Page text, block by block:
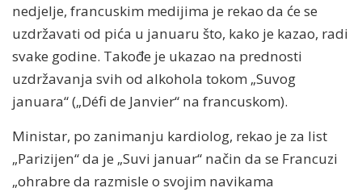
nedjelje, francuskim medijima je rekao da će se
uzdržavati od pića u januaru što, kako je kazao, radi
svake godine. Takođe je ukazao na prednosti
uzdržavanja svih od alkohola tokom „Suvog
januara“ („Défi de Janvier“ na francuskom).
Ministar, po zanimanju kardiolog, rekao je za list
„Parizijen“ da je „Suvi januar“ način da se Francuzi
„ohrabre da razmisle o svojim navikama